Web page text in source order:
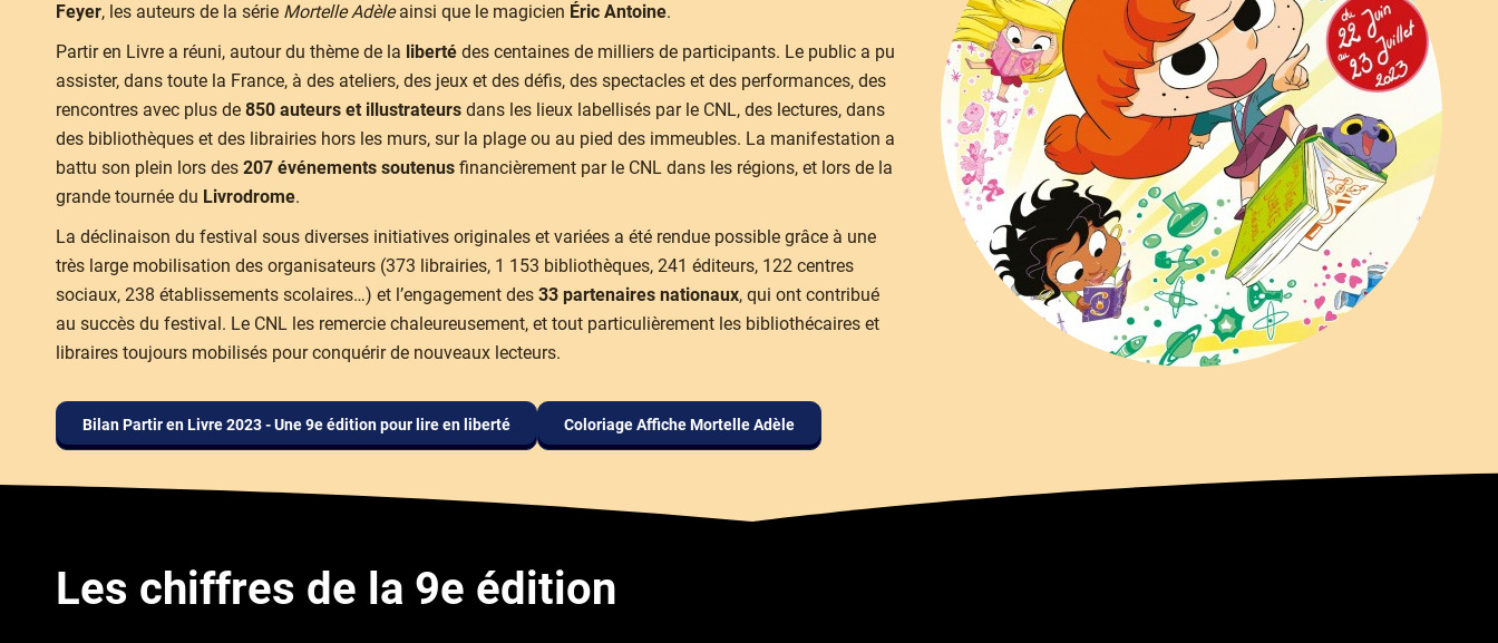
Feyer, les auteurs de la série Mortelle Adèleainsi que le magicien Éric Antoine.
Partir en Livre a réuni, autour du thème de la liberté des centaines de milliers de participants. Le public a pu
assister, dans toute la France, à des ateliers, des jeux et des défis, des spectacles et des performances, des
rencontres avec plus de 850 auteurs et illustrateurs dans les lieux labellisés par le CNL, des lectures, dans
des bibliothèques et des librairies hors les murs, sur la plage ou au pied des immeubles. La manifestation a
battu son plein lors des 207 événements soutenus financièrement par le CNL dans les régions, et lors de la
grande tournée du Livrodrome.
La déclinaison du festival sous diverses initiatives originales et variées a été rendue possible grâce à une
très large mobilisation des organisateurs (373 librairies, 1 153 bibliothèques, 241 éditeurs, 122 centres
sociaux, 238 établissements scolaires…) et l’engagement des 33 partenaires nationaux, qui ont contribué
au succès du festival. Le CNL les remercie chaleureusement, et tout particulièrement les bibliothécaires et
libraires toujours mobilisés pour conquérir de nouveaux lecteurs.
Bilan Partir en Livre 2023 - Une 9e édition pour lire en liberté Coloriage Affiche Mortelle Adèle
Les chiffres de la 9e édition